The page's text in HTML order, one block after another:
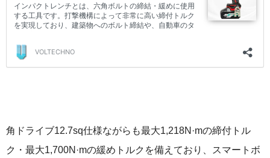
角ドライブ12.7sq仕様ながらも最大1,218N·mの締付トル
ク・最大1,700N·mの緩めトルクを備えており、スマートボ